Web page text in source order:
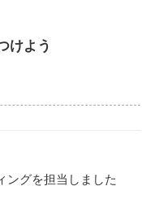
けよう
ングを担当しました